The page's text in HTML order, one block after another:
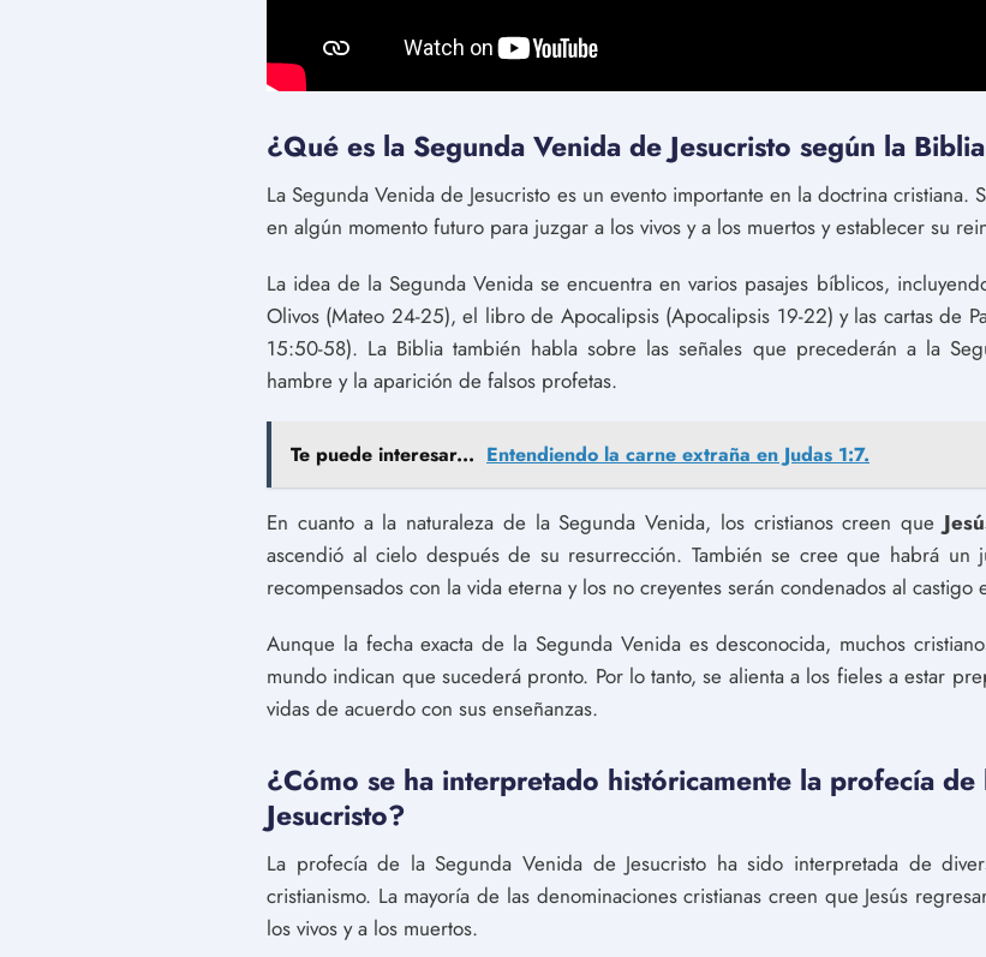
¿Qué es la Segunda Venida de Jesucristo según la
La Segunda Venida de Jesucristo es un evento importante en la doctrina cristiana.
en algún momento futuro para juzgar a los vivos y a los muertos y establecer su
La idea de la Segunda Venida se encuentra en varios pasajes bíblicos,
Olivos (Mateo 24-25), el libro de Apocalipsis (Apocalipsis 19-22) y las cartas de
15:50-58). La Biblia también habla sobre las señales que precederán a la
hambre y la aparición de falsos profetas.
Te puede interesar... Entendiendo la carne extraña en Judas 1:7.
En cuanto a la naturaleza de la Segunda Venida, los cristianos creen que
ascendió al cielo después de su resurrección. También se cree que habrá
recompensados ​​con la vida eterna y los no creyentes serán condenados al castigo
Aunque la fecha exacta de la Segunda Venida es desconocida, muchos
mundo indican que sucederá pronto. Por lo tanto, se alienta a los fieles a estar
vidas de acuerdo con sus enseñanzas.
¿Cómo se ha interpretado históricamente la profecía
Jesucristo?
La profecía de la Segunda Venida de Jesucristo ha sido interpretada de
cristianismo. La mayoría de las denominaciones cristianas creen que Jesús
los vivos y a los muertos.